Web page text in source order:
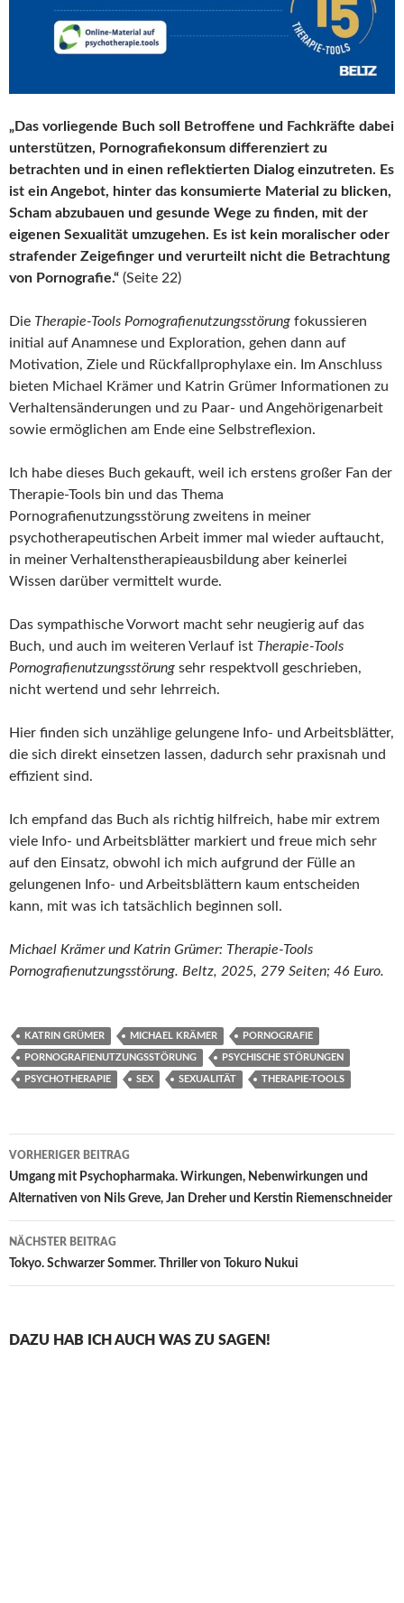
„Das vorliegende Buch soll Betroffene und Fachkräfte dabei
unterstützen, Pornografiekonsum differenziert zu
betrachten und in einen reflektierten Dialog einzutreten. Es
ist ein Angebot, hinter das konsumierte Material zu blicken,
Scham abzubauen und gesunde Wege zu finden, mit der
eigenen Sexualität umzugehen. Es ist kein moralischer oder
strafender Zeigefinger und verurteilt nicht die Betrachtung
von Pornografie.“ (Seite 22)
Die Therapie-Tools Pornografienutzungsstörung fokussieren
initial auf Anamnese und Exploration, gehen dann auf
Motivation, Ziele und Rückfallprophylaxe ein. Im Anschluss
bieten Michael Krämer und Katrin Grümer Informationen zu
Verhaltensänderungen und zu Paar- und Angehörigenarbeit
sowie ermöglichen am Ende eine Selbstreflexion.
Ich habe dieses Buch gekauft, weil ich erstens großer Fan der
Therapie-Tools bin und das Thema
Pornografienutzungsstörung zweitens in meiner
psychotherapeutischen Arbeit immer mal wieder auftaucht,
in meiner Verhaltenstherapieausbildung aber keinerlei
Wissen darüber vermittelt wurde.
Das sympathische Vorwort macht sehr neugierig auf das
Buch, und auch im weiteren Verlauf ist Therapie-Tools
Pornografienutzungsstörung sehr respektvoll geschrieben,
nicht wertend und sehr lehrreich.
Hier finden sich unzählige gelungene Info- und Arbeitsblätter,
die sich direkt einsetzen lassen, dadurch sehr praxisnah und
effizient sind.
Ich empfand das Buch als richtig hilfreich, habe mir extrem
viele Info- und Arbeitsblätter markiert und freue mich sehr
auf den Einsatz, obwohl ich mich aufgrund der Fülle an
gelungenen Info- und Arbeitsblättern kaum entscheiden
kann, mit was ich tatsächlich beginnen soll.
Michael Krämer und Katrin Grümer: Therapie-Tools
Pornografienutzungsstörung. Beltz, 2025, 279 Seiten; 46 Euro.
KATRIN GRÜMER MICHAEL KRÄMER PORNOGRAFIE
PORNOGRAFIENUTZUNGSSTÖRUNG PSYCHISCHE STÖRUNGEN
PSYCHOTHERAPIE SEX SEXUALITÄT THERAPIE-TOOLS
Beitragsnavigation
VORHERIGER BEITRAG
Umgang mit Psychopharmaka. Wirkungen, Nebenwirkungen und
Alternativen von Nils Greve, Jan Dreher und Kerstin Riemenschneider
NÄCHSTER BEITRAG
Tokyo. Schwarzer Sommer. Thriller von Tokuro Nukui
DAZU HAB ICH AUCH WAS ZU SAGEN!